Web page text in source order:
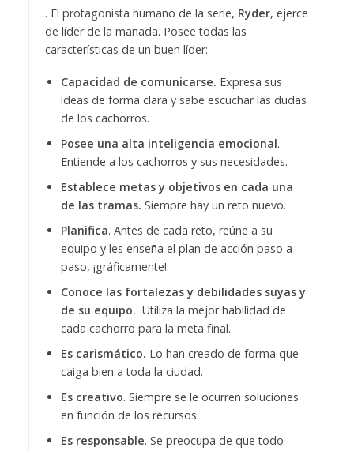
. El protagonista humano de la serie, Ryder, ejerce
de líder de la manada. Posee todas las
características de un buen líder:
Capacidad de comunicarse. Expresa sus
ideas de forma clara y sabe escuchar las dudas
de los cachorros.
Posee una alta inteligencia emocional.
Entiende a los cachorros y sus necesidades.
Establece metas y objetivos en cada una
de las tramas. Siempre hay un reto nuevo.
Planifica. Antes de cada reto, reúne a su
equipo y les enseña el plan de acción paso a
paso, ¡gráficamente!.
Conoce las fortalezas y debilidades suyas y
de su equipo. Utiliza la mejor habilidad de
cada cachorro para la meta final.
Es carismático. Lo han creado de forma que
caiga bien a toda la ciudad.
Es creativo. Siempre se le ocurren soluciones
en función de los recursos.
Es responsable. Se preocupa de que todo